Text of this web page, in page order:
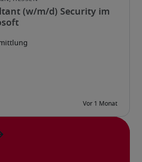
(w/m/d) Security im